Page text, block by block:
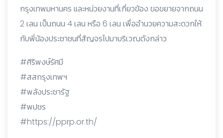
กรุงเทพมหานคร และหน่วยงานที่เกี่ยวข้อง ขอขยายจากถนน
2 เลน เป็นถนน 4 เลน หรือ 6 เลน เพื่ออำนวยความสะดวกให้
กับพี่น้องประชาชนที่สัญจรไปมาบริเวณดังกล่าว
#ศิริพงษ์รัศมี
#สสกรุงเทพฯ
#พลังประชารัฐ
#พปชร
#https://pprp.or.th/